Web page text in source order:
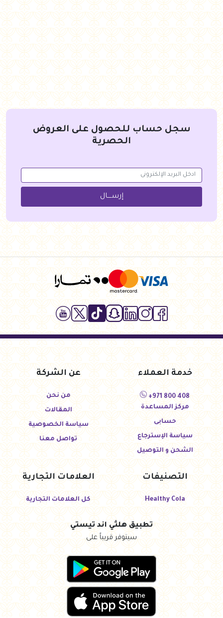
سجل حساب للحصول على العروض
الحصرية
إرســــال
خدمة العملاء
+971 800 408
مركز المساعدة
حسابى
سياسة الإسترجاع
الشحن و التوصيل
عن الشركة
من نحن
المقالات
سياسة الخصوصية
تواصل معنا
التصنيفات
Healthy Cola
العلامات التجارية
كل العلامات التجارية
تطبيق هلثي اند تيستي
سيتوفر قريباً على